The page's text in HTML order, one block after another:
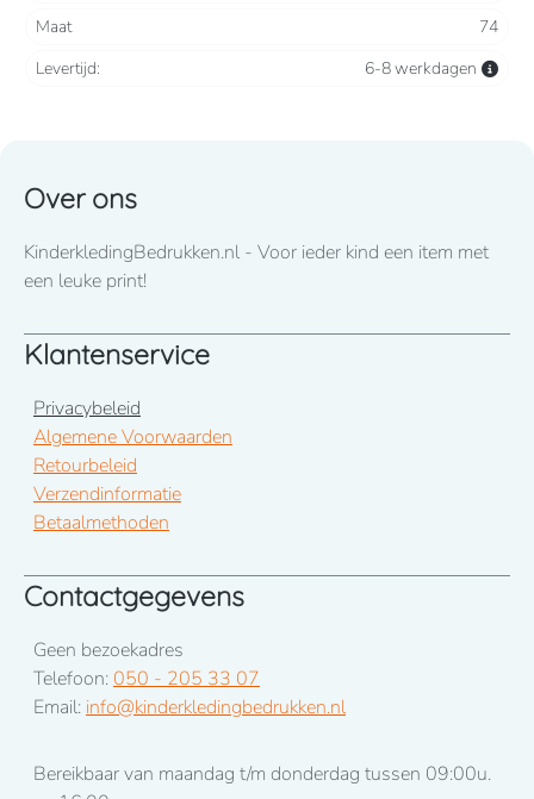
Levertijd mits voorradig bij de fabrikant
ons op te nemen! 050-2053307
Maat
74
Levertijd:
6-8 werkdagen
Over ons
KinderkledingBedrukken.nl - Voor ieder kind een item met
een leuke print!
Klantenservice
Privacybeleid
Algemene Voorwaarden
Retourbeleid
Verzendinformatie
Betaalmethoden
Contactgegevens
Geen bezoekadres
Telefoon: 050 - 205 33 07
Email: info@kinderkledingbedrukken.nl
Bereikbaar van maandag t/m donderdag tussen 09:00u.